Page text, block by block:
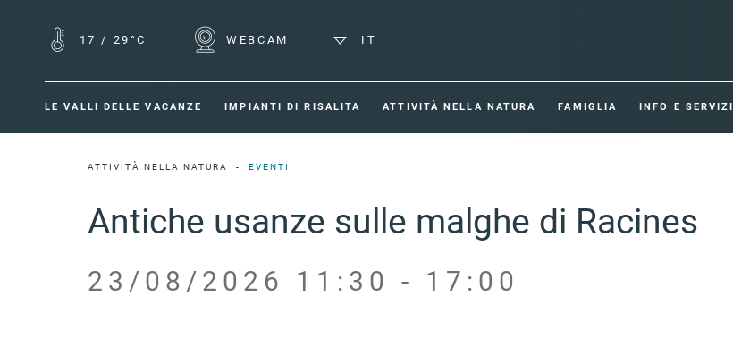
17 / 29°C WEBCAM IT
LE VALLI DELLE VACANZE IMPIANTI DI RISALITA ATTIVITÀ NELLA NATURA FAMIGLIA INFO E SERVIZI
ATTIVITÀ NELLA NATURA EVENTI
Antiche usanze sulle malghe di Racines
23/08/2026 11:30 - 17:00